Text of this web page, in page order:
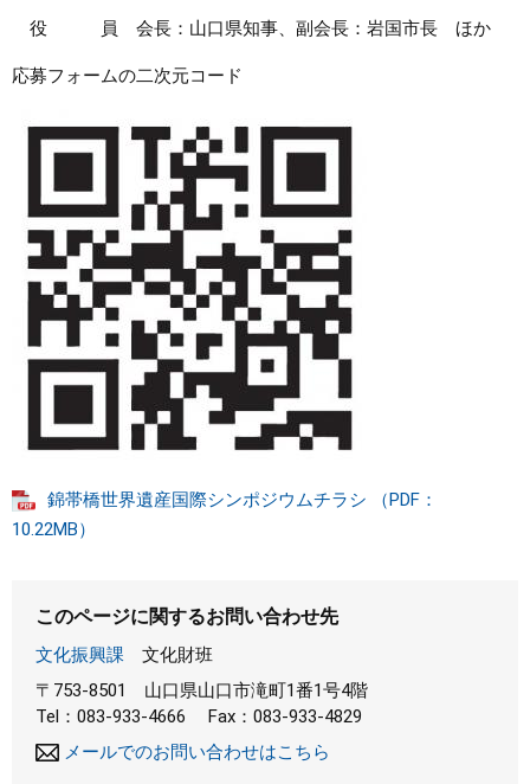
役 員 会長：山口県知事、副会長：岩国市長 ほか
応募フォームの二次元コード
錦帯橋世界遺産国際シンポジウムチラシ （PDF：
10.22MB）
このページに関するお問い合わせ先
文化振興課
文化財班
〒753-8501
山口県山口市滝町1番1号4階
Tel：083-933-4666
Fax：083-933-4829
メールでのお問い合わせはこちら